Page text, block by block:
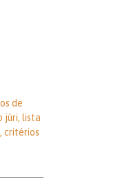
de
júri, lista
critérios